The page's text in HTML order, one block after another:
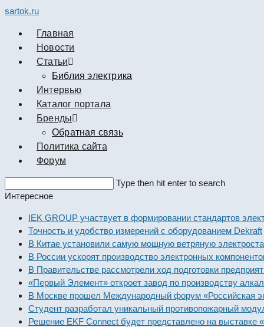
sartok.ru
Главная
Новости
Cтатьи
Библия электрика
Интервью
Каталог портала
Бренды
Обратная связь
Политика сайта
Форум
this
Type then hit enter to search
Интересное
IEK GROUP участвует в формировании
Точность и удобство измерений с оборудованием
В Китае установили самую мощную ветряную
В России ускорят производство электронных
В Правительстве рассмотрели ход подготовки
«Первый Элемент» откроет завод по
В Москве прошел Международный форум
Студент разработал уникальный
Решение EKF Connect будет представлено на